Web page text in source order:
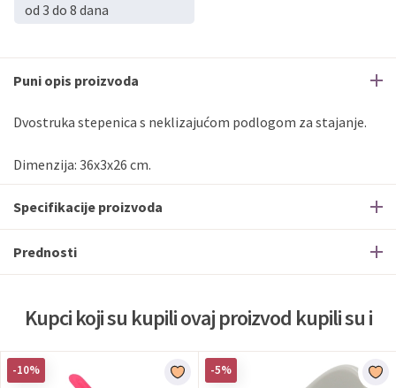
od 3 do 8 dana
Puni opis proizvoda
Dvostruka stepenica s neklizajućom podlogom za stajanje.
Dimenzija: 36x3x26 cm.
Specifikacije proizvoda
Prednosti
Kupci koji su kupili ovaj proizvod kupili su i
-10% -5%